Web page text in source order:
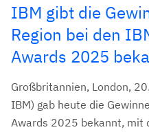
IBM gibt die
Region bei den
Awards 2025
Großbritannien, London,
IBM) gab heute die
Awards 2025 bekannt, mit